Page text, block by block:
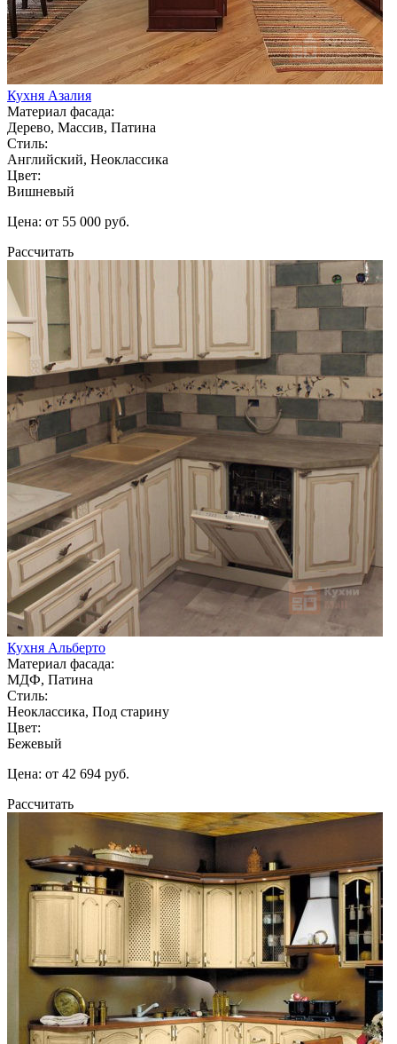
Кухня Азалия
Материал фасада:
Дерево, Массив, Патина
Стиль:
Английский, Неоклассика
Цвет:
Вишневый
Цена: от 55 000 руб.
Рассчитать
Кухня Альберто
Материал фасада:
МДФ, Патина
Стиль:
Неоклассика, Под старину
Цвет:
Бежевый
Цена: от 42 694 руб.
Рассчитать